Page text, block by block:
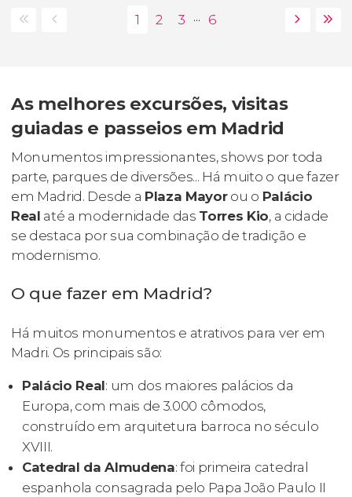
...
As melhores excursões, visitas
guiadas e passeios em Madrid
Monumentos impressionantes, shows por toda
parte, parques de diversões... Há muito o que fazer
em Madrid. Desde a Plaza Mayorou o Palácio
Real até a modernidade das Torres Kio, a cidade
se destaca por sua combinação de tradição e
modernismo.
O que fazer em Madrid?
Há muitos monumentos e atrativos para ver em
Madri. Os principais são:
Palácio Real: um dos maiores palácios da
Europa, com mais de 3.000 cômodos,
construído em arquitetura barroca no século
XVIII.
Catedral da Almudena: foi primeira catedral
espanhola consagrada pelo Papa João Paulo II